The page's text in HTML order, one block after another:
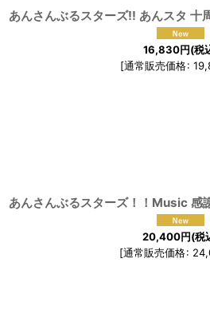
16,830円(税
[通常販売価格:
20,400円(税
[通常販売価格: